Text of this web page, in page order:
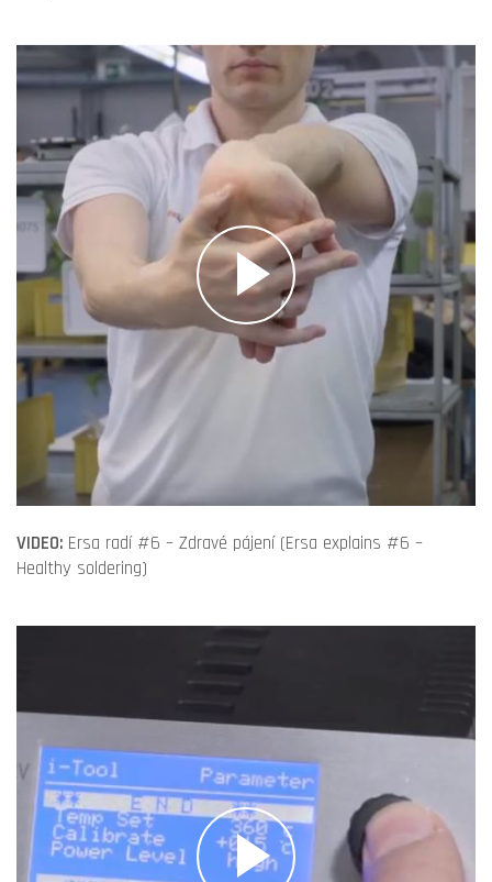
VIDEO: Ersa radí #6 – Zdravé pájení (Ersa explains #6 –
Healthy soldering)